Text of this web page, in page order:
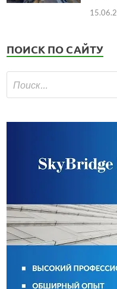
ПОИСК ПО САЙТУ